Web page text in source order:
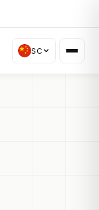
SC